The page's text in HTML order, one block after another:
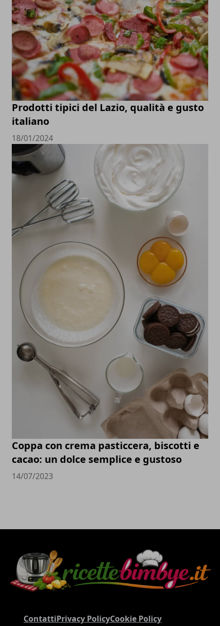
Prodotti tipici del Lazio, qualità e gusto
italiano
18/01/2024
Coppa con crema pasticcera, biscotti e
cacao: un dolce semplice e gustoso
14/07/2023
ContattiPrivacy PolicyCookie Policy